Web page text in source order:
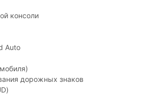
консоли
Auto
дорожных знаков